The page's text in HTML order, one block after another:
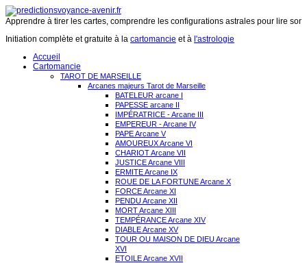
Apprendre à tirer les cartes, comprendre les configurations astrales pour lire
Initiation complète et gratuite à la cartomancie et à l'astrologie
Accueil
Cartomancie
TAROT DE MARSEILLE
Arcanes majeurs Tarot de Marseille
BATELEUR arcane I
PAPESSE arcane II
IMPÉRATRICE - Arcane III
EMPEREUR - Arcane IV
PAPE Arcane V
AMOUREUX Arcane VI
CHARIOT Arcane VII
JUSTICE Arcane VIII
ERMITE Arcane IX
ROUE DE LA FORTUNE Arcane X
FORCE Arcane XI
PENDU Arcane XII
MORT Arcane XIII
TEMPÉRANCE Arcane XIV
DIABLE Arcane XV
TOUR OU MAISON DE DIEU Arcane
XVI
ETOILE Arcane XVII